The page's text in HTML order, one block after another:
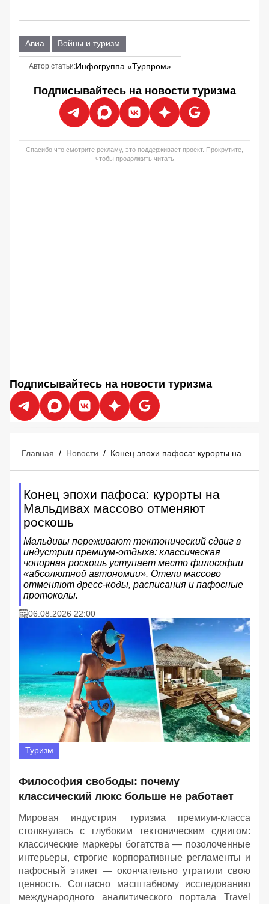
Авиа Войны и туризм
Автор статьи:Инфогруппа «Турпром»
Подписывайтесь на новости туризма
Спасибо что смотрите рекламу, это поддерживает проект. Прокрутите,
чтобы продолжить читать
Подписывайтесь на новости туризма
Главная / Новости /
Конец эпохи пафоса: курорты на
Мальдивах массово отменяют
роскошь
Мальдивы переживают тектонический сдвиг в
индустрии премиум-отдыха: классическая
чопорная роскошь уступает место философии
«абсолютной автономии». Отели массово
отменяют дресс-коды, расписания и пафосные
протоколы.
06.08.2026 22:00
Туризм
Философия свободы: почему
классический люкс больше не работает
Мировая индустрия туризма премиум-класса
столкнулась с глубоким тектоническим сдвигом:
классические маркеры богатства — позолоченные
интерьеры, строгие корпоративные регламенты и
пафосный этикет — окончательно утратили свою
ценность. Согласно масштабному исследованию
международного аналитического портала Travel